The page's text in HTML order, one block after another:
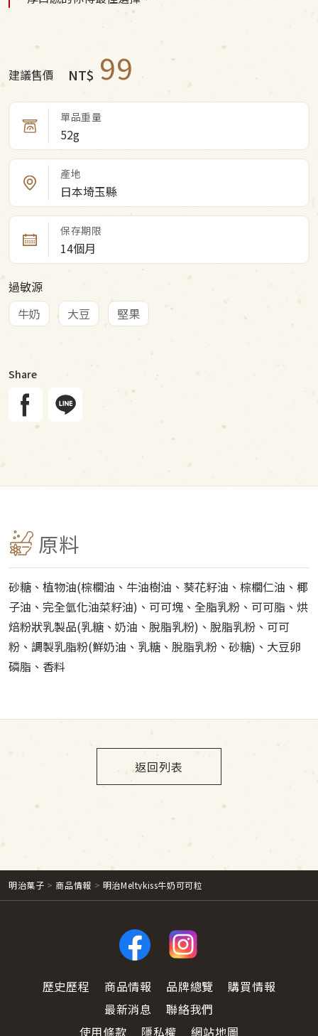
建議售價 NT$ 99
Share
單品重量
52g
產地
日本埼玉縣
保存期限
14個月
過敏源
牛奶
大豆 堅果
原料
砂糖、植物油(棕櫚油、牛油樹油、葵花籽油、棕櫚仁油、椰
子油、完全氫化油菜籽油)、可可塊、全脂乳粉、可可脂、烘
焙粉狀乳製品(乳糖、奶油、脫脂乳粉)、脫脂乳粉、可可
粉、調製乳脂粉(鮮奶油、乳糖、脫脂乳粉、砂糖)、大豆卵
磷脂、香料
返回列表
明治菓子 商品情報 明治Meltykiss牛奶可可粒
歷史歷程 商品情報 品牌總覽
購買情報
最新消息
聯絡我們
使用條款
隱私權 網站地圖